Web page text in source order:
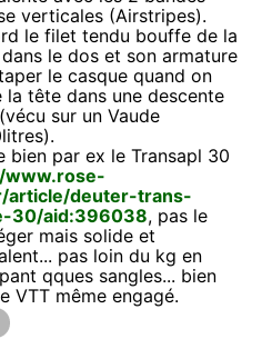
verticales (Airstripes).
le filet tendu bouffe de la
le dos et son armature
le casque quand on
la tête dans une descente
sur un Vaude
bien par ex le Transapl 30
www.rose-
article/deuter-trans-
30/aid:396038, pas le
mais solide et
pas loin du kg en
qques sangles... bien
VTT même engagé.